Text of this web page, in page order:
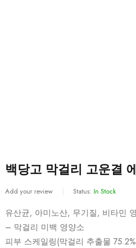
백당고 막걸리 고운결
Add your review Status: In Stock
유산균, 아미노산, 무기질, 비타민
– 막걸리 미백 영양소
피부 스케일링(막걸리 추출물